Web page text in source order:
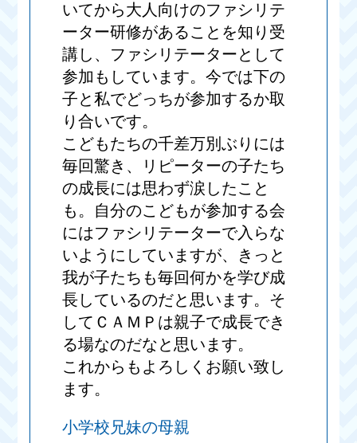
いてから大人向けのファシリテ
ーター研修があることを知り受
講し、ファシリテーターとして
参加もしています。今では下の
子と私でどっちが参加するか取
り合いです。
こどもたちの千差万別ぶりには
毎回驚き、リピーターの子たち
の成長には思わず涙したこと
も。自分のこどもが参加する会
にはファシリテーターで入らな
いようにしていますが、きっと
我が子たちも毎回何かを学び成
長しているのだと思います。そ
してＣＡＭＰは親子で成長でき
る場なのだなと思います。
これからもよろしくお願い致し
ます。
小学校兄妹の母親